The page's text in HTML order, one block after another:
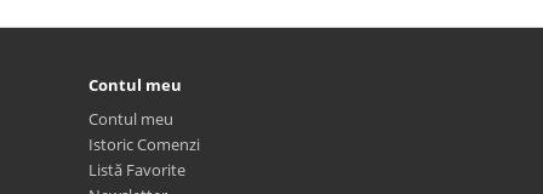
Contul meu
Contul meu
Istoric Comenzi
Listă Favorite